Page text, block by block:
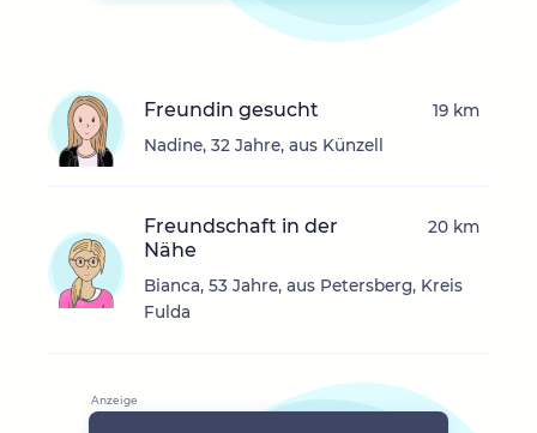
Freundin gesucht
Nadine, 32 Jahre, aus Künzell
19 km
Freundschaft in der
Nähe
Bianca, 53 Jahre, aus Petersberg, Kreis
Fulda
20 km